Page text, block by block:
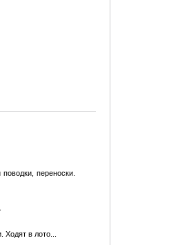
переноски.
в лото...